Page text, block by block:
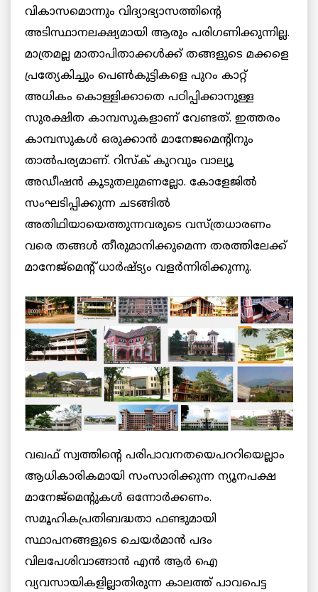
വികാസമൊന്നും വിദ്യാഭ്യാസത്തിന്റെ
അടിസ്ഥാനലക്ഷ്യമായി ആരും പരിഗണിക്കുന്നില്ല.
മാത്രമല്ല മാതാപിതാക്കള്‍ക്ക് തങ്ങളുടെ മക്കളെ
പ്രത്യേകിച്ചും പെണ്‍കുട്ടികളെ പുറം കാറ്റ്
അധികം കൊള്ളിക്കാതെ പഠിപ്പിക്കാനുള്ള
സുരക്ഷിത കാമ്പസുകളാണ് വേണ്ടത്. ഇത്തരം
കാമ്പസുകള്‍ ഒരുക്കാന്‍ മാനേജമെന്റിനും
താല്‍പര്യമാണ്. റിസ്‌ക് കുറവും വാല്യൂ
അഡീഷന്‍ കൂടുതലുമണല്ലോ. കോളേജില്‍
സംഘടിപ്പിക്കുന്ന ചടങ്ങില്‍
അതിഥിയായെത്തുന്നവരുടെ വസ്ത്രധാരണം
വരെ തങ്ങള്‍ തീരുമാനിക്കുമെന്ന തരത്തിലേക്ക്
മാനേജ്‌മെന്റ് ധാര്‍ഷ്ട്യം വളര്‍ന്നിരിക്കുന്നു.
വഖഫ് സ്വത്തിന്റെ പരിപാവനതയെപററിയെല്ലാം
ആധികാരികമായി സംസാരിക്കുന്ന ന്യൂനപക്ഷ
മാനേജ്‌മെന്റുകള്‍ ഒന്നോര്‍ക്കണം.
സമൂഹികപ്രതിബദ്ധതാ ഫണ്ടുമായി
സ്ഥാപനങ്ങളുടെ ചെയര്‍മാന്‍ പദം
വിലപേശിവാങ്ങാന്‍ എന്‍ ആര്‍ ഐ
വ്യവസായികളില്ലാതിരുന്ന കാലത്ത് പാവപെട്ട